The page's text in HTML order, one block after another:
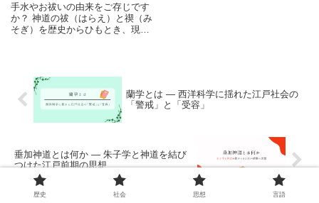
手水やお祓いの由来をご存じです
か？ 神道の祓（はらえ）と禊（み
そぎ）を歴史からひもとき、現代
蘭学とは ― 西洋科学に揺れた江戸社会の
「警戒」と「受容」
垂加神道とは何か ― 朱子学と神道を結び
つけた江戸前期の思想
歴史 社会 思想 言語